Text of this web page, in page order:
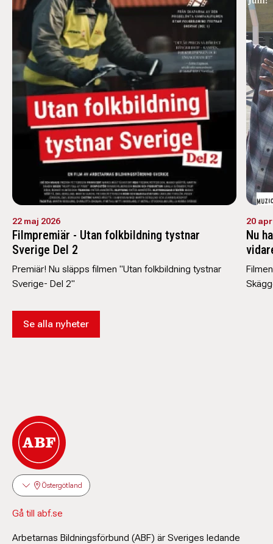
22 maj 2026
Filmpremiär - Utan folkbildning tystnar
Sverige Del 2
Premiär! Nu släpps filmen "Utan folkbildning tystnar
Sverige- Del 2"
20
Nu
Se alla nyheter
Östergötland
Gå till abf.se
Arbetarnas Bildningsförbund (ABF) är Sveriges ledande